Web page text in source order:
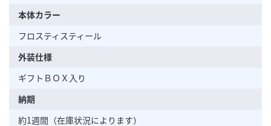
本体カラー
フロスティスティール
外装仕様
ギフトＢＯＸ入り
納期
約1週間（在庫状況によります）